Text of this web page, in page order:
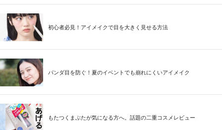
初心者必見！アイメイクで目を大きく見せる方法
パンダ目を防ぐ！夏のイベントでも崩れにくいアイメイク
もたつくまぶたが気になる方へ。話題の二重コスメレビュー